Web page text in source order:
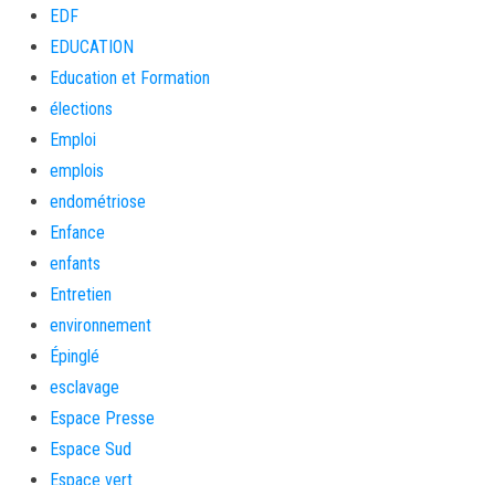
EDF
EDUCATION
Education et Formation
élections
Emploi
emplois
endométriose
Enfance
enfants
Entretien
environnement
Épinglé
esclavage
Espace Presse
Espace Sud
Espace vert